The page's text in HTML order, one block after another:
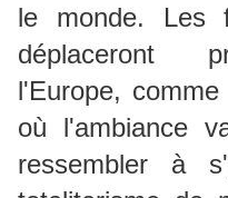
le monde. Les
déplaceront
l'Europe,
où l'ambiance
ressembler à